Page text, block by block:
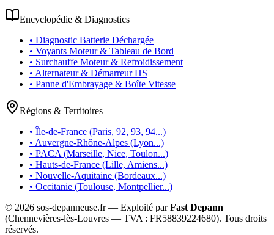
Encyclopédie & Diagnostics
• Diagnostic Batterie Déchargée
• Voyants Moteur & Tableau de Bord
• Surchauffe Moteur & Refroidissement
• Alternateur & Démarreur HS
• Panne d'Embrayage & Boîte Vitesse
Régions & Territoires
• Île-de-France (Paris, 92, 93, 94...)
• Auvergne-Rhône-Alpes (Lyon...)
• PACA (Marseille, Nice, Toulon...)
• Hauts-de-France (Lille, Amiens...)
• Nouvelle-Aquitaine (Bordeaux...)
• Occitanie (Toulouse, Montpellier...)
© 2026 sos-depanneuse.fr — Exploité parFast Depann
(Chennevières-lès-Louvres — TVA : FR58839224680). Tous droits
réservés.